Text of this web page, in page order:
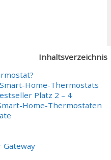
Inhaltsverzeichnis
Home-Thermostats
Platz 2 – 4
Home-Thermostaten